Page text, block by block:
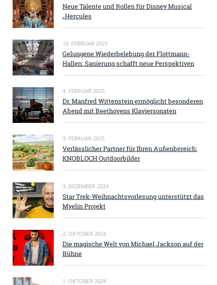
Neue Talente und Rollen für Disney Musical
„Hercules
10. FEBRUAR 2025
Gelungene Wiederbelebung der Flottmann-
Hallen: Sanierung schafft neue Perspektiven
4. FEBRUAR 2025
Dr. Manfred Wittenstein ermöglicht besonderen
Abend mit Beethovens Klaviersonaten
3. FEBRUAR 2025
Verlässlicher Partner für Ihren Außenbereich:
KNOBLOCH Outdoorbilder
3. DEZEMBER 2024
Star Trek-Weihnachtsvorlesung unterstützt das
Myelin Projekt
2. OKTOBER 2024
Die magische Welt von Michael Jackson auf der
Bühne
1. OKTOBER 2024